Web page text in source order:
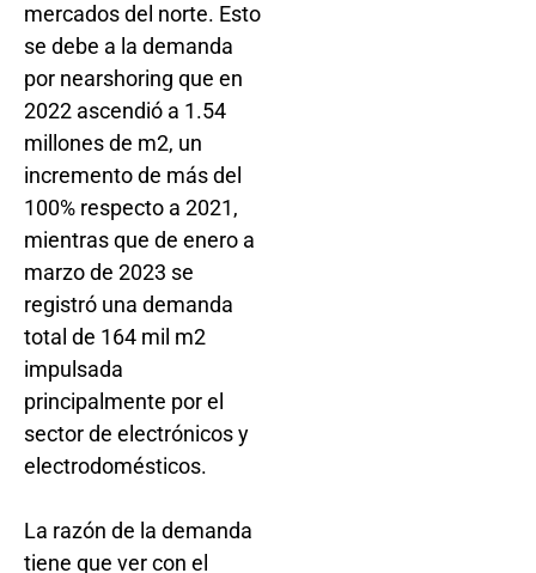
mercados del norte. Esto
se debe a la demanda
por nearshoring que en
2022 ascendió a 1.54
millones de m2, un
incremento de más del
100% respecto a 2021,
mientras que de enero a
marzo de 2023 se
registró una demanda
total de 164 mil m2
impulsada
principalmente por el
sector de electrónicos y
electrodomésticos.
La razón de la demanda
tiene que ver con el